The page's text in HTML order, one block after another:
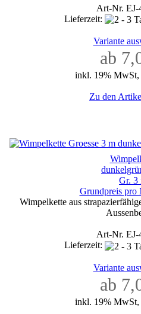
Art-Nr. EJ-
Lieferzeit:
Variante
ab
inkl. 19% MwSt,
Zu den
Gr. 3
Grundpreis pro
Wimpelkette aus
Art-Nr. EJ-
Lieferzeit:
Variante
ab
inkl. 19% MwSt,